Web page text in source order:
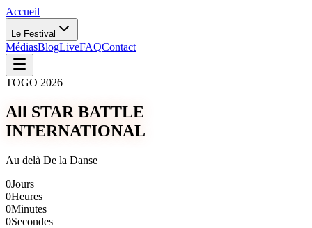
Accueil
Le Festival
MédiasBlogLiveFAQContact
TOGO 2026
All STAR BATTLE
INTERNATIONAL
Au delà De la Danse
0Jours
0Heures
0Minutes
0Secondes